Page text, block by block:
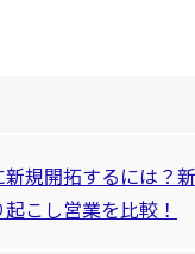
規開拓するには？
こし営業を比較！